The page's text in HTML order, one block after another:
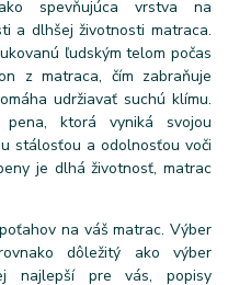
spevňujúca vrstva na
a dlhšej životnosti matraca.
ľudským telom počas
z matraca, čím zabraňuje
udržiavať suchú klímu.
ktorá vyniká svojou
stálosťou a odolnosťou voči
je dlhá životnosť, matrac
na váš matrac. Výber
dôležitý ako výber
najlepší pre vás, popisy